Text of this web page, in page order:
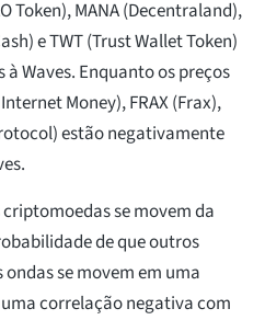
Token), MANA (Decentraland),
e TWT (Trust Wallet Token)
Waves. Enquanto os preços
Money), FRAX (Frax),
estão negativamente
se movem da
de que outros
se movem em uma
correlação negativa com